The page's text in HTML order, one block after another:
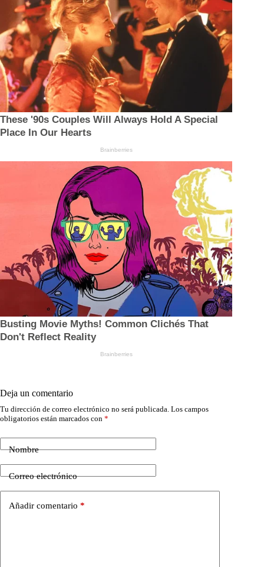
Deja un comentario
Tu dirección de correo electrónico no será publicada. Los campos
obligatorios están marcados con *
Nombre
Correo electrónico
Añadir comentario *